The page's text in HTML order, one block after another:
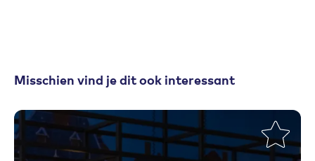
Misschien vind je dit ook interessant